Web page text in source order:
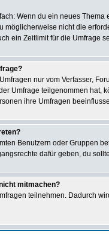
Wenn du ein neues
möglicherweise nicht die
ein Zeitlimit für die Umfrage
nur vom Verfasser,
Umfrage teilgenommen hat,
ihre Umfragen
Benutzern oder Gruppen
dafür geben, du
mitmachen?
teilnehmen. Dadurch